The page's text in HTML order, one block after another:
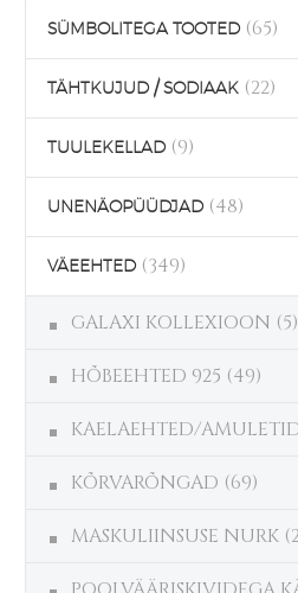
SÜMBOLITEGA TOOTED (65)
TÄHTKUJUD / SODIAAK (22)
TUULEKELLAD (9)
UNENÄOPÜÜDJAD (48)
VÄEEHTED (349)
GALAXI KOLLEXIOON (5)
HÕBEEHTED 925 (49)
KAELAEHTED/
KÕRVARÕNGAD (69)
MASKULIINSUSE NURK